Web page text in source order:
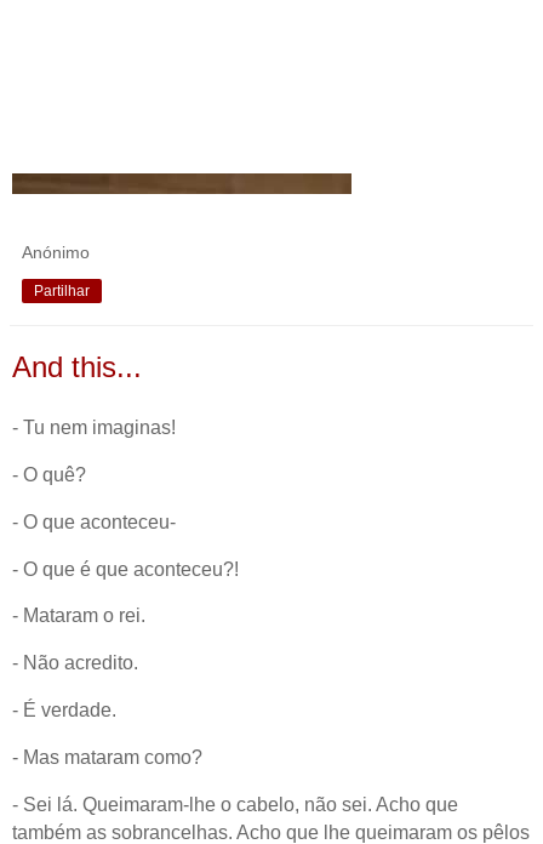
Anónimo
Partilhar
And this...
- Tu nem imaginas!
- O quê?
- O que aconteceu-
- O que é que aconteceu?!
- Mataram o rei.
- Não acredito.
- É verdade.
- Mas mataram como?
- Sei lá. Queimaram-lhe o cabelo, não sei. Acho que
também as sobrancelhas. Acho que lhe queimaram os pêlos